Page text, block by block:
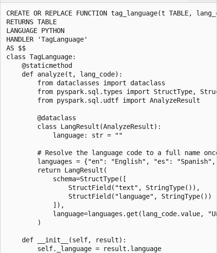
CREATE OR REPLACE FUNCTION tag_language(t TABLE,
RETURNS TABLE
LANGUAGE PYTHON
HANDLER 'TagLanguage'
AS $$
class TagLanguage:
    @staticmethod
    def analyze(t, lang_code):
        from dataclasses import dataclass
from pyspark.sql.types import StructType,
        from pyspark.sql.udtf import AnalyzeResult
        @dataclass
        class LangResult(AnalyzeResult):
            language: str = ""
# Resolve the language code to a full name
languages = {"en": "English", "es":
        return LangResult(
            schema=StructType([
                StructField("text", StringType()),
                StructField("language", StringType())
            ]),
language=languages.get(lang_code.value,
        )
    def __init__(self, result):
        self._language = result.language